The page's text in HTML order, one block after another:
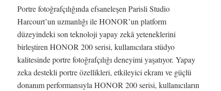
Portre fotoğrafçılığında efsaneleşen Parisli Studio
Harcourt’un uzmanlığı ile HONOR’un platform
düzeyindeki son teknoloji yapay zekâ yeteneklerini
birleştiren HONOR 200 serisi, kullanıcılara stüdyo
kalitesinde portre fotoğrafçılığı deneyimi yaşatıyor. Yapay
zeka destekli portre özellikleri, etkileyici ekranı ve güçlü
donanım performansıyla HONOR 200 serisi, kullanıcıların